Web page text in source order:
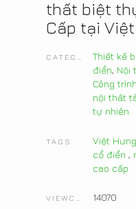
thất biệt
Cấp tại
Thiết kế
điển, Nội
Công
nội thất
tự nhiên
TAGS Việt Hưng
cổ điển ,
cao cấp
14070